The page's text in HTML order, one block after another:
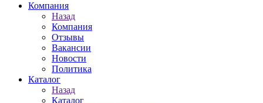
Компания
Назад
Компания
Отзывы
Вакансии
Новости
Политика
Каталог
Назад
Каталог